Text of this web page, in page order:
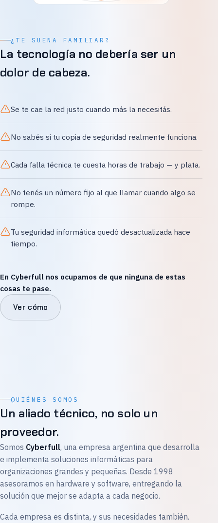
¿TE SUENA FAMILIAR?
La tecnología no debería ser un
dolor de cabeza.
Se te cae la red justo cuando más la necesitás.
No sabés si tu copia de seguridad realmente funciona.
Cada falla técnica te cuesta horas de trabajo — y plata.
No tenés un número fijo al que llamar cuando algo se
rompe.
Tu seguridad informática quedó desactualizada hace
tiempo.
En Cyberfull nos ocupamos de que ninguna de estas
cosas te pase.
Ver cómo
QUIÉNES SOMOS
Un aliado técnico, no solo un
proveedor.
Somos Cyberfull, una empresa argentina que desarrolla
e implementa soluciones informáticas para
organizaciones grandes y pequeñas. Desde 1998
asesoramos en hardware y software, entregando la
solución que mejor se adapta a cada negocio.
Cada empresa es distinta, y sus necesidades también.